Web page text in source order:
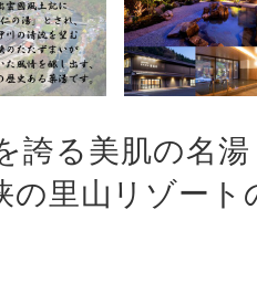
誇る美肌の名
の里山リゾート